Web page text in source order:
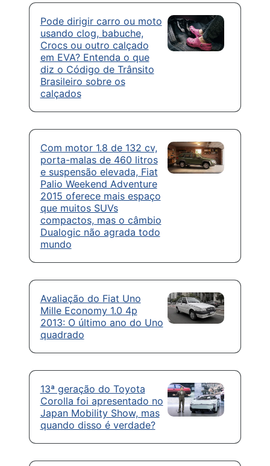
Pode dirigir carro ou moto
usando clog, babuche,
Crocs ou outro calçado
em EVA? Entenda o que
diz o Código de Trânsito
Brasileiro sobre os
calçados
Com motor 1.8 de 132 cv,
porta-malas de 460 litros
e suspensão elevada, Fiat
Palio Weekend Adventure
2015 oferece mais espaço
que muitos SUVs
compactos, mas o câmbio
Dualogic não agrada todo
mundo
Avaliação do Fiat Uno
Mille Economy 1.0 4p
2013: O último ano do Uno
quadrado
13ª geração do Toyota
Corolla foi apresentado no
Japan Mobility Show, mas
quando disso é verdade?